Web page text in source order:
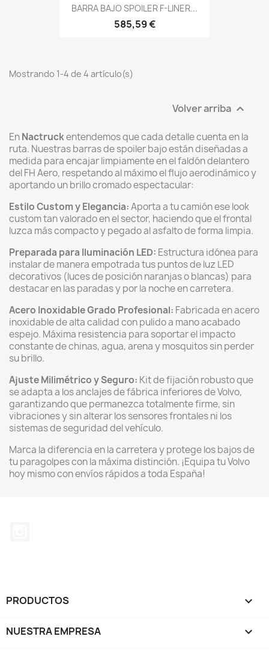
BARRA BAJO SPOILER F-LINER...
585,59 €
Mostrando 1-4 de 4 artículo(s)
Volver arriba 
EnNactruckentendemos que cada detalle cuenta en la
ruta. Nuestras barras de spoiler bajo están diseñadas a
medida para encajar limpiamente en el faldón delantero
del FH Aero, respetando al máximo el flujo aerodinámico y
aportando un brillo cromado espectacular:
Estilo Custom y Elegancia:Aporta a tu camión ese look
custom tan valorado en el sector, haciendo que el frontal
luzca más compacto y pegado al asfalto de forma limpia.
Preparada para Iluminación LED: Estructura idónea para
instalar de manera empotrada tus puntos de luz LED
decorativos (luces de posición naranjas o blancas) para
destacar en las paradas y por la noche en carretera.
Acero Inoxidable Grado Profesional: Fabricada en acero
inoxidable de alta calidad con pulido a mano acabado
espejo. Máxima resistencia para soportar el impacto
constante de chinas, agua, arena y mosquitos sin perder
su brillo.
Ajuste Milimétrico y Seguro: Kit de fijación robusto que
se adapta a los anclajes de fábrica inferiores de Volvo,
garantizando que permanezca totalmente firme, sin
vibraciones y sin alterar los sensores frontales ni los
sistemas de seguridad del vehículo.
Marca la diferencia en la carretera y protege los bajos de
tu paragolpes con la máxima distinción. ¡Equipa tu Volvo
hoy mismo con envíos rápidos a toda España!
PRODUCTOS 
NUESTRA EMPRESA 